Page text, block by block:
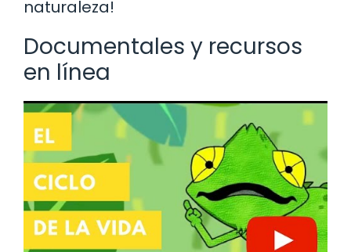
naturaleza!
Documentales y recursos
en línea